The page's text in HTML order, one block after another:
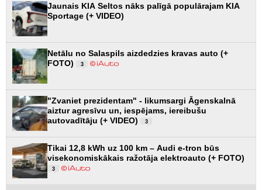
Jaunais KIA Seltos nāks palīgā populārajam KIA
Sportage (+ VIDEO)
Netālu no Salaspils aizdedzies kravas auto (+
FOTO)
3
"Zvaniet prezidentam" - likumsargi Āgenskalnā
aiztur agresīvu un, iespējams, iereibušu
autovadītāju (+ VIDEO)
3
Tikai 12,8 kWh uz 100 km – Audi e-tron būs
visekonomiskākais ražotāja elektroauto (+ FOTO)
3